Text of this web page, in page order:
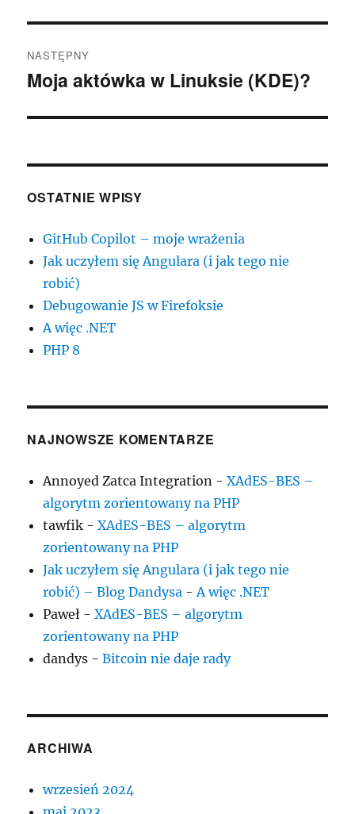
NASTĘPNY
Następny
Moja aktówka w Linuksie (KDE)?
OSTATNIE WPISY
GitHub Copilot – moje wrażenia
Jak uczyłem się Angulara (i jak tego nie
robić)
Debugowanie JS w Firefoksie
A więc .NET
PHP 8
NAJNOWSZE KOMENTARZE
Annoyed Zatca Integration -XAdES-BES –
algorytm zorientowany na PHP
tawfik -XAdES-BES – algorytm
zorientowany na PHP
Jak uczyłem się Angulara (i jak tego nie
robić) – Blog Dandysa -A więc .NET
Paweł -XAdES-BES – algorytm
zorientowany na PHP
dandys -Bitcoin nie daje rady
ARCHIWA
wrzesień 2024